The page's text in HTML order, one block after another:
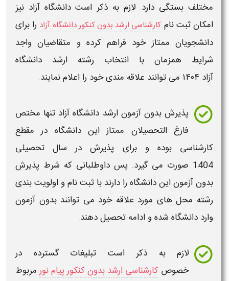
مختلف بستگی دارد. لازم به ذکر است دانشگاه آزاد نیز
امکان ثبت نام کارشناسی ارشد بدون کنکور دانشگاه آزاد را برای
دانشجویان ممتاز خود فراهم کرده و متقاضیان واجد
شرایط همزمان با انتخاب رشته ارشد دانشگاه
آزاد
می توانند علاقه مندی خود را اعلام نمایند.
پذیرش بدون آزمونارشد دانشگاه آزاد تنها مختص
فارغ التحصیلان ممتاز این دانشگاه در مقطع
کارشناسیبوده و برای پذیرش در سال تحصیلی
1404 صورت می گیرد. پس داوطلبانی که شرط پذیرش
بدون آزمون این دانشگاه را دارند با ثبت نام و اولویت بندی
رشته محل های مورد علاقه خود می توانند بدون آزمون
وارد دانشگاه شده و ادامه تحصیل دهند.
لازم به ذکر است تبلیغات گسترده در
خصوص کارشناسی ارشد بدون کنکور پیام نورمربوط